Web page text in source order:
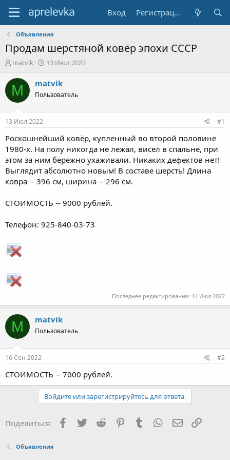
Вход Регистрация
Объявления
Продам шерстяной ковёр эпохи СССР
А
т
о
р
е
м
ы
matvik
Д
т
н
л
13 Июл 2022
M matvik
Пользователь
13 Июл 2022 #1
Роскошнейший ковёр, купленный во второй половине
1980-х. На полу никогда не лежал, висел в спальне, при
этом за ним бережно ухаживали. Никаких дефектов нет!
Выглядит абсолютно новым! В составе шерсть! Длина
ковра -- 396 см, ширина -- 296 см.
СТОИМОСТЬ -- 9000 рублей.
Телефон: 925-840-03-73
Последнее редактирование: 14 Июл 2022
M matvik
Пользователь
16 Сен 2022 #2
СТОИМОСТЬ -- 7000 рублей.
Войдите или зарегистрируйтесь для ответа.
Поделиться: Facebook
Twitter Reddit PinterestTumblr WhatsApp
Объявления